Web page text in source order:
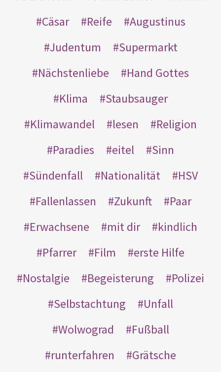
Cäsar
Reife
Augustinus
Judentum
Supermarkt
Nächstenliebe
Hand Gottes
Klima
Staubsauger
Klimawandel
lesen
Religion
Paradies
eitel
Sinn
Sündenfall
Nationalität
HSV
Fallenlassen
Zukunft
Paar
Erwachsene
mit dir
kindlich
Pfarrer
Film
erste Hilfe
Nostalgie
Begeisterung
Polizei
Selbstachtung
Unfall
Wolwograd
Fußball
runterfahren
Grätsche